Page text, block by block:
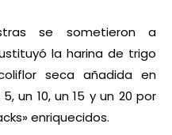
se sometieron a
la harina de trigo
seca añadida en
un 10, un 15 y un 20 por
enriquecidos.